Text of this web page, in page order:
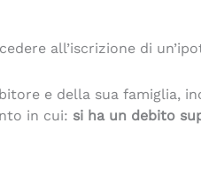
all’iscrizione di
e della sua famiglia,
in cui: si ha un debito